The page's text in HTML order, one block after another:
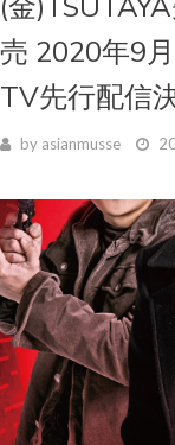
売 2020年9
TV先行配信
by asianmusse